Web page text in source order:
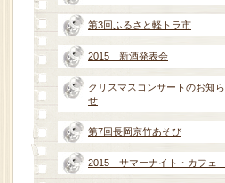
第3回ふるさと軽トラ市
2015 新酒発表会
クリスマスコンサートのお知ら
せ
第7回長岡京竹あそび
2015 サマーナイト・カフェ